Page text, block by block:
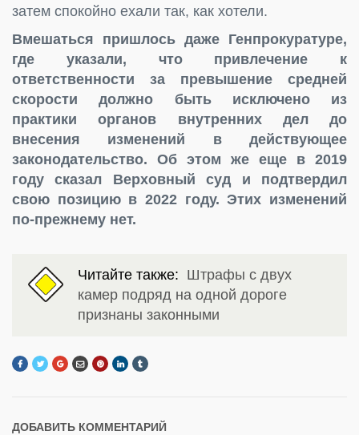
затем спокойно ехали так, как хотели.
Вмешаться пришлось даже Генпрокуратуре,
где указали, что привлечение к
ответственности за превышение средней
скорости должно быть исключено из
практики органов внутренних дел до
внесения изменений в действующее
законодательство. Об этом же еще в 2019
году сказал Верховный суд и подтвердил
свою позицию в 2022 году. Этих изменений
по-прежнему нет.
Читайте также: Штрафы с двух
камер подряд на одной дороге
признаны законными
ДОБАВИТЬ КОММЕНТАРИЙ